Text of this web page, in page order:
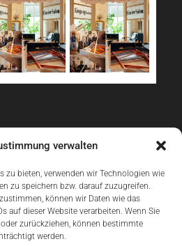
verwalten
zu bieten, verwenden wir Technologien wie
zu speichern bzw. darauf zuzugreifen.
können wir Daten wie das
auf dieser Website verarbeiten. Wenn Sie
zurückziehen, können bestimmte
werden.